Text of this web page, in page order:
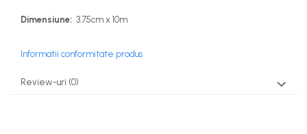
Dimensiune: 3.75cm x 10m
Informatii conformitate produs
Review-uri (0)